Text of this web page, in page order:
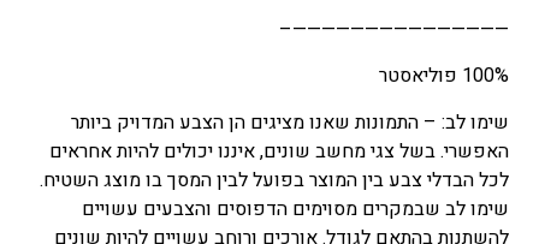
———————————————–
100% פוליאסטר
שימו לב: – התמונות שאנו מציגים הן הצבע המדויק ביותר
האפשרי. בשל צגי מחשב שונים, איננו יכולים להיות אחראים
לכל הבדלי צבע בין המוצר בפועל לבין המסך בו מוצג השטיח.
שימו לב שבמקרים מסוימים הדפוסים והצבעים עשויים
להשתנות בהתאם לגודל. אורכים ורוחב עשויים להיות שונים